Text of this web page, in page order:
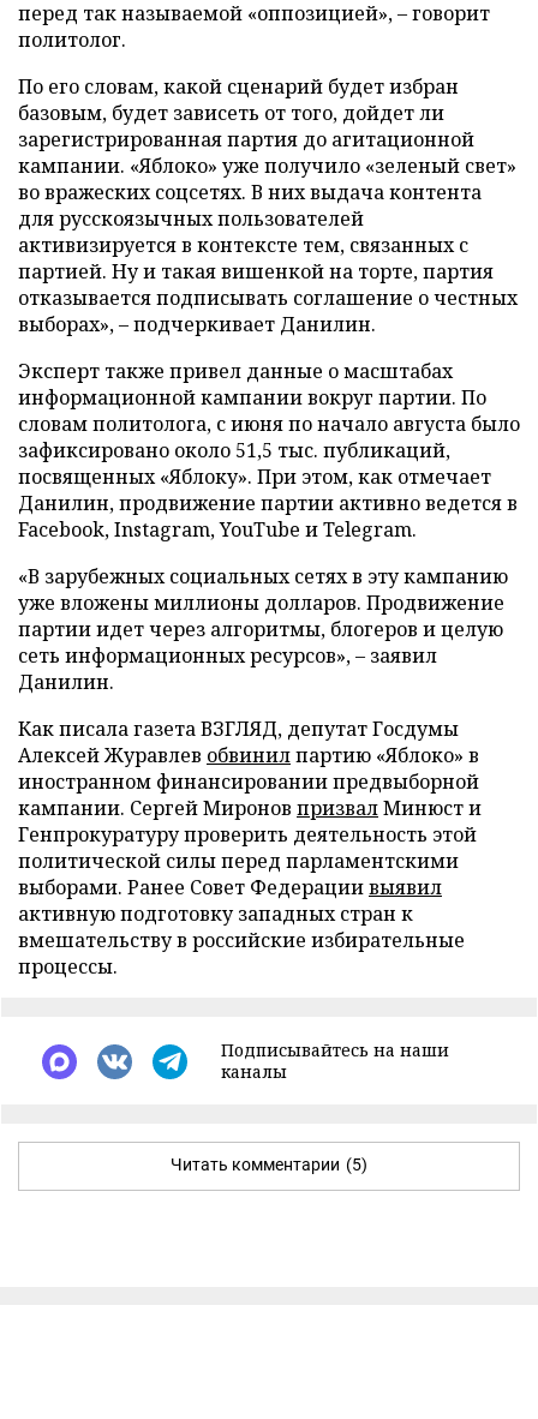
перед так называемой «оппозицией», – говорит
политолог.
По его словам, какой сценарий будет избран
базовым, будет зависеть от того, дойдет ли
зарегистрированная партия до агитационной
кампании. «Яблоко» уже получило «зеленый свет»
во вражеских соцсетях. В них выдача контента
для русскоязычных пользователей
активизируется в контексте тем, связанных с
партией. Ну и такая вишенкой на торте, партия
отказывается подписывать соглашение о честных
выборах», – подчеркивает Данилин.
Эксперт также привел данные о масштабах
информационной кампании вокруг партии. По
словам политолога, с июня по начало августа было
зафиксировано около 51,5 тыс. публикаций,
посвященных «Яблоку». При этом, как отмечает
Данилин, продвижение партии активно ведется в
Facebook, Instagram, YouTube и Telegram.
«В зарубежных социальных сетях в эту кампанию
уже вложены миллионы долларов. Продвижение
партии идет через алгоритмы, блогеров и целую
сеть информационных ресурсов», – заявил
Данилин.
Как писала газета ВЗГЛЯД, депутат Госдумы
Алексей Журавлев обвинилпартию «Яблоко» в
иностранном финансировании предвыборной
кампании. Сергей Миронов призвалМинюст и
Генпрокуратуру проверить деятельность этой
политической силы перед парламентскими
выборами. Ранее Совет Федерациивыявил
активную подготовку западных стран к
вмешательству в российские избирательные
процессы.
Подписывайтесь на наши
каналы
Читать комментарии (5)